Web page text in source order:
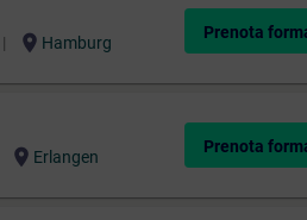
location_on Hamburg
Prenota
location_on Erlangen
Prenota